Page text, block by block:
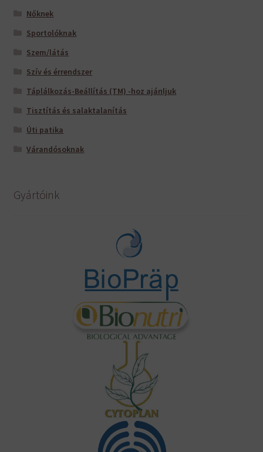
Nőknek
Sportolóknak
Szem/látás
Szív és érrendszer
Táplálkozás-Beállítás (TM) -hoz ajánljuk
Tisztítás és salaktalanítás
Úti patika
Várandósoknak
Gyártóink